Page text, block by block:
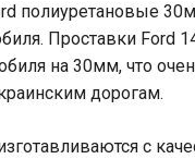
полиуретановые
Проставки Ford
на 30мм, что
дорогам.
с